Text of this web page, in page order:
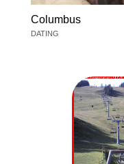
Columbus
DATING